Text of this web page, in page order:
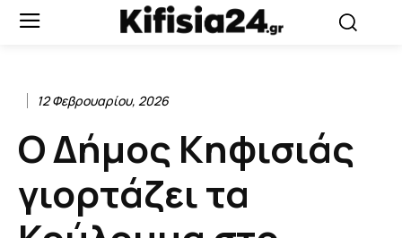
12 Φεβρουαρίου, 2026
Ο Δήμος Κηφισιάς
γιορτάζει τα